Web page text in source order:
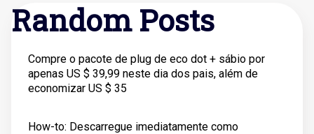
Random Posts
Compre o pacote de plug de eco dot + sábio por
apenas US $ 39,99 neste dia dos pais, além de
economizar US $ 35
How-to: Descarregue imediatamente como